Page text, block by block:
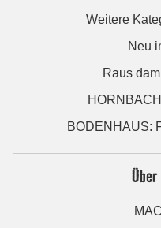
Weitere
Neu
Raus
BODENHAUS:
Über